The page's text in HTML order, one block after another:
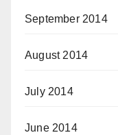
September 2014
August 2014
July 2014
June 2014